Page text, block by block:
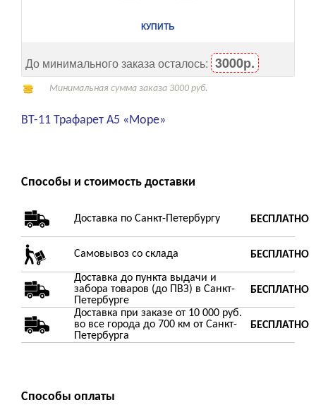
КУПИТЬ
До минимального заказа осталось: 3000р.
Минимальная сумма заказа 3000 руб.
ВТ-11 Трафарет А5 «Море»
Способы и стоимость доставки
Доставка по Санкт-Петербургу БЕСПЛАТНО
Самовывоз со склада БЕСПЛАТНО
Доставка до пункта выдачи и
забора товаров (до ПВЗ) в Санкт-
Петербурге
БЕСПЛАТНО
Доставка при заказе от 10 000 руб.
во все города до 700 км от Санкт-
Петербурга
БЕСПЛАТНО
Способы оплаты